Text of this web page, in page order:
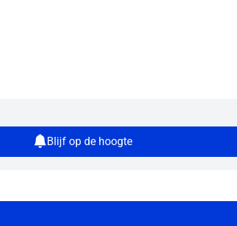
Blijf op de hoogte